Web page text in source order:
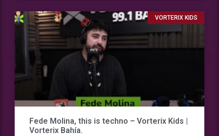
VORTERIX KIDS
Fede Molina, this is techno – Vorterix Kids |
Vorterix Bahía.